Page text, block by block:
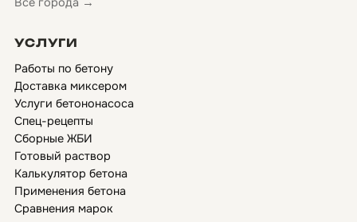
УСЛУГИ
Работы по бетону
Доставка миксером
Услуги бетононасоса
Спец-рецепты
Сборные ЖБИ
Готовый раствор
Калькулятор бетона
Применения бетона
Сравнения марок